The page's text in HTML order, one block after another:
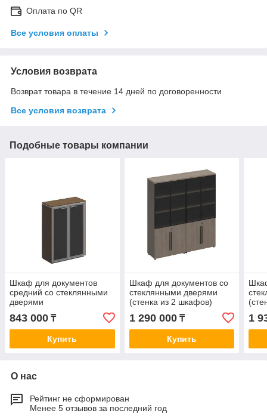
Оплата по QR
Все условия оплаты
Условия возврата
Возврат товара в течение 14 дней по договоренности
Все условия возврата
Подобные товары компании
Шкаф для документов
средний со стеклянными
дверями
843 000 ₸
Купить
Шкаф для документов со
стеклянными дверями
(стенка из 2 шкафов)
1 290 000₸
Купить
1
О нас
Рейтинг не сформирован
Менее 5 отзывов за последний год